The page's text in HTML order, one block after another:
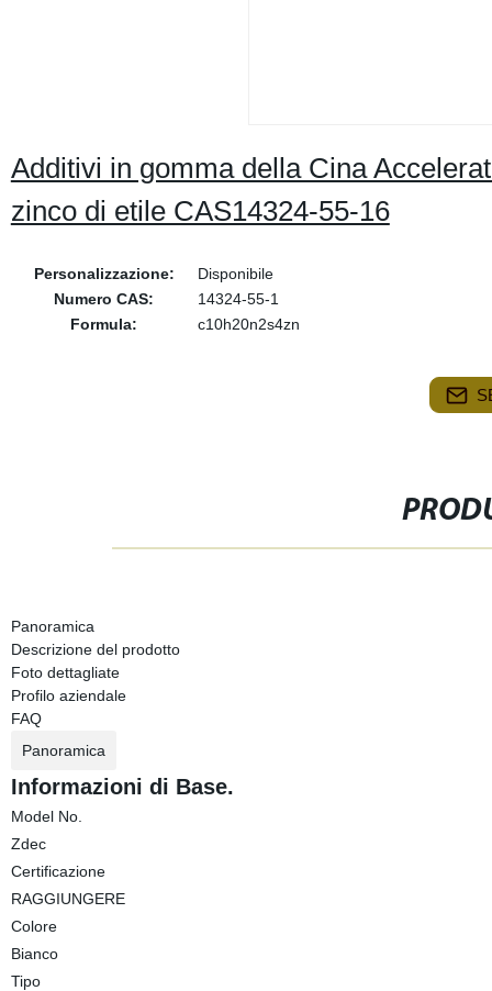
Additivi in gomma della Cina
zinco di etile CAS14324-55-16
Personalizzazione:
Disponibile
Numero CAS:
14324-55-1
Formula:
c10h20n2s4zn
Panoramica
Descrizione del prodotto
Foto dettagliate
Profilo aziendale
FAQ
Panoramica
Informazioni di Base.
Model No.
Zdec
Certificazione
RAGGIUNGERE
Colore
Bianco
Tipo